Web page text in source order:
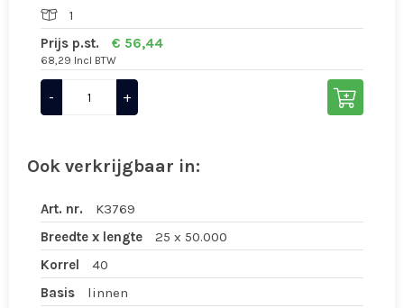
1
Prijs p.st.
€ 56,44
68,29 Incl BTW
- +
Ook verkrijgbaar in:
Art. nr.
K3769
Breedte x lengte
25 x 50.000
Korrel
40
Basis
linnen